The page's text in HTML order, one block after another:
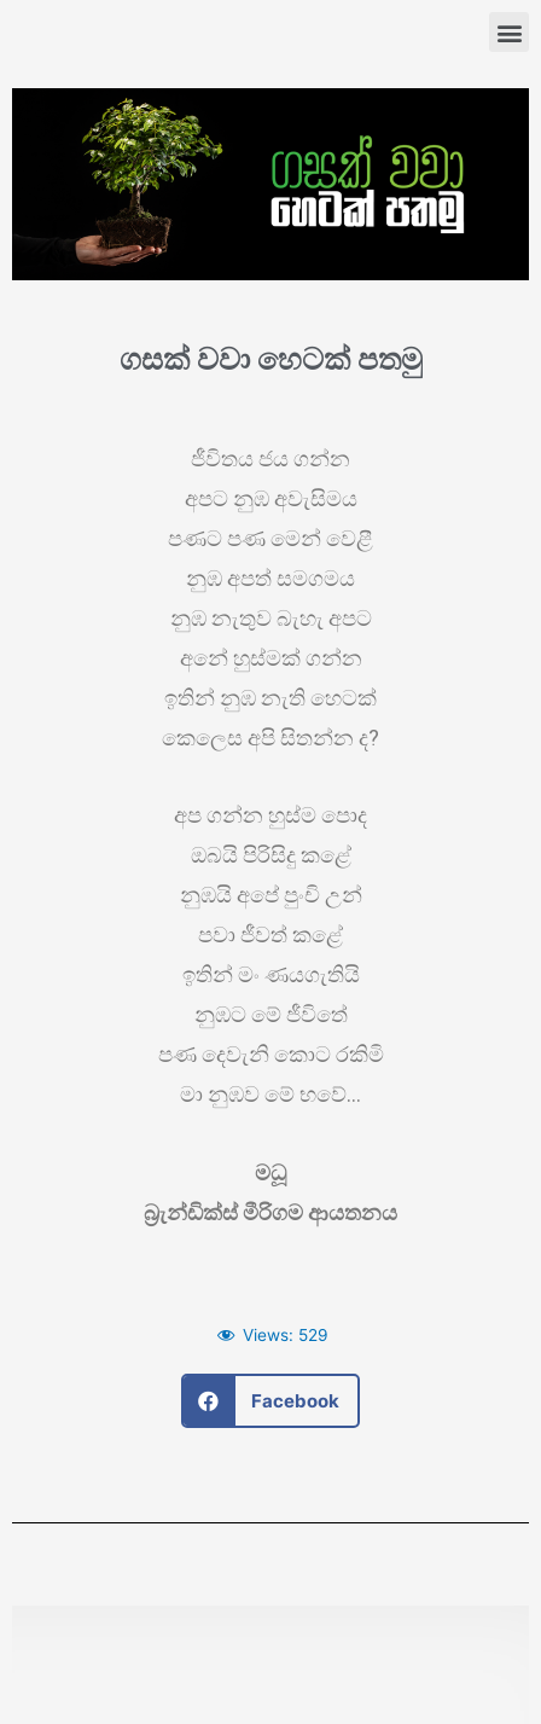
ගසක් වවා හෙටක් පතමු
ජීවිතය ජය ගන්න
අපට නුඹ අවැසිමය
පණට පණ මෙන් වෙළී
නුඹ අපත් සමගමය
නුඹ නැතුව බැහැ අපට
අනේ හුස්මක් ගන්න
ඉතින් නුඹ නැති හෙටක්
කෙලෙස අපි සිතන්න ද?
අප ගන්න හුස්ම පොද
ඔබයි පිරිසිදු කළේ
නුඹයි අපේ පුංචි උන්
පවා ජීවත් කළේ
ඉතින් මං ණයගැතියි
නුඹට මේ ජීවිතේ
පණ දෙවැනි කොට රකිමි
මා නුඹව මේ භවේ…
මධූ
බ්‍රැන්ඩික්ස් මීරිගම ආයතනය
Views: 529
Facebook